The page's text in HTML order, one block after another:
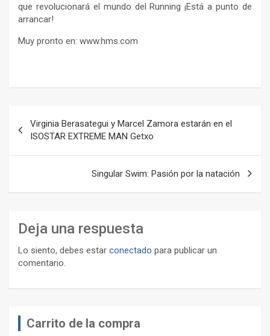
que revolucionará el mundo del Running ¡Está a punto de
arrancar!
Muy pronto en: www.hms.com
de
entradas
Virginia Berasategui y Marcel Zamora estarán en el
ISOSTAR EXTREME MAN Getxo
Singular Swim: Pasión por la natación
Deja una respuesta
Lo siento, debes estar conectado para publicar un
comentario.
Carrito de la compra